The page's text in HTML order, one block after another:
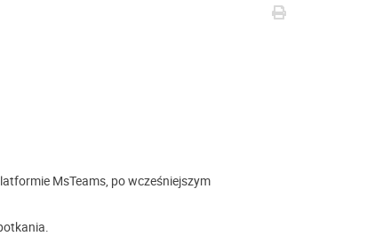
MsTeams, po wcześniejszym